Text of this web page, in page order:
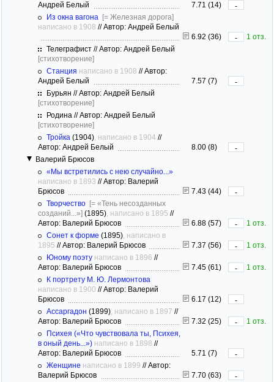
Андрей Белый 7.71 (14)
-
Из окна вагона [= Железная дорога]
написано в 1908 //Автор: Андрей Белый
6.92 (36)
-
1 отз.
Телеграфист // Автор: Андрей Белый
[стихотворение]
Станция написано в 1908 //Автор:
Андрей Белый
7.57 (7)
-
Бурьян // Автор: Андрей Белый
[стихотворение]
Родина // Автор: Андрей Белый
[стихотворение]
Тройка (1904) , написано в 1904 //
Автор: Андрей Белый
8.00 (8)
-
Валерий Брюсов
«Мы встретились с нею случайно...»
написано в 1893 //Автор: Валерий
Брюсов
7.43 (44)
-
Творчество [= «Тень несозданных
созданий...»] (1895) , написано в 1895 //
Автор: Валерий Брюсов
6.88 (57) -
1 отз.
Сонет к форме (1895) , написано в
1895 //Автор: Валерий Брюсов 7.37 (56) -
1 отз.
Юному поэту написано в 1896 //
Автор: Валерий Брюсов
7.45 (61) -
1 отз.
К портрету М. Ю. Лермонтова
написано в 1900 //Автор: Валерий
Брюсов
6.17 (12)
-
Ассаргадон (1899) , написано в 1897 //
Автор: Валерий Брюсов
7.32 (25) -
1 отз.
Психея («Что чувствовала ты, Психея,
в оный день...») написано в 1898 //
Автор: Валерий Брюсов
5.71 (7)
-
Женщине написано в 1899 //Автор:
Валерий Брюсов
7.70 (63)
-